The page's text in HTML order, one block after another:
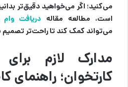
می‌کنید؛ اگر می‌خواهید دقیق‌تر
است، مطالعه مقاله دریافت
می‌تواند کمک کند تا راحت‌تر تصمیم
مدارک لازم
کارتخوان؛ راهنمای